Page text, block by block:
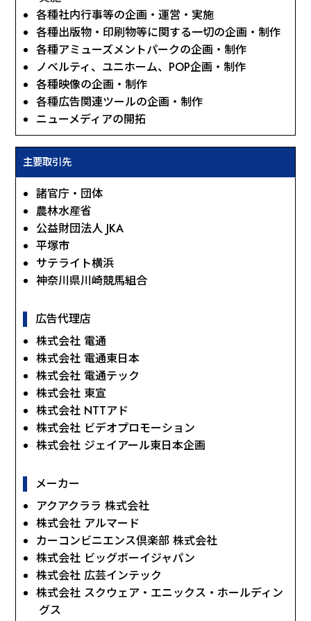
各種社内行事等の企画・運営・実施
各種出版物・印刷物等に関する一切の企画・制作
各種アミューズメントパークの企画・制作
ノベルティ、ユニホーム、POP企画・制作
各種映像の企画・制作
各種広告関連ツールの企画・制作
ニューメディアの開拓
主要取引先
諸官庁・団体
農林水産省
公益財団法人 JKA
平塚市
サテライト横浜
神奈川県川崎競馬組合
広告代理店
株式会社 電通
株式会社 電通東日本
株式会社 電通テック
株式会社 東宣
株式会社 NTTアド
株式会社 ビデオプロモーション
株式会社 ジェイアール東日本企画
メーカー
アクアクララ 株式会社
株式会社 アルマード
カーコンビニエンス倶楽部 株式会社
株式会社 ビッグボーイジャパン
株式会社 広芸インテック
株式会社 スクウェア・エニックス・ホールディン
グス